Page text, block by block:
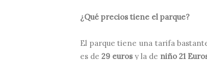
¿Qué precios tiene el parque?
El parque tiene una tarifa
es de 29 euros y la de niño 21